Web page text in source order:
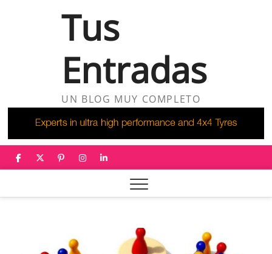
Tus
Entradas
UN BLOG MUY COMPLETO
facebook
twitter
pinterest
instagram
linkedin